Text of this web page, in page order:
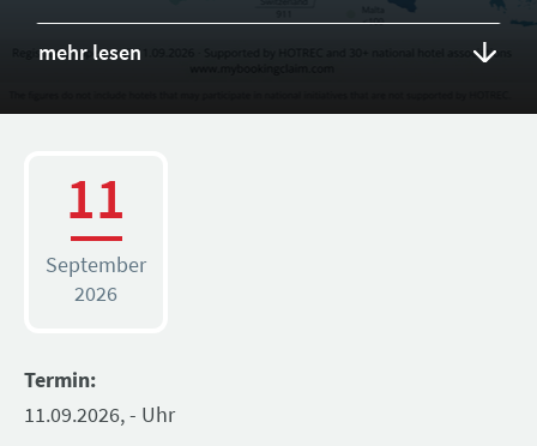
mehr lesen
11
September
2026
Termin:
11.09.2026, - Uhr